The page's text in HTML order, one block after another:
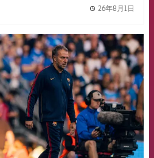
26年8月1日
FCB Barcelona badge